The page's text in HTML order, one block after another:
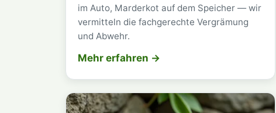
im Auto, Marderkot auf dem Speicher — wir
vermitteln die fachgerechte Vergrämung
und Abwehr.
Mehr erfahren →